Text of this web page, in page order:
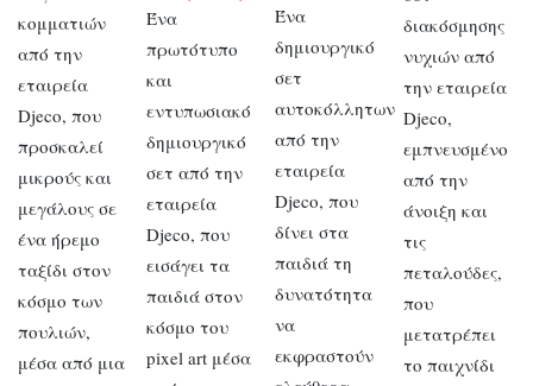
κομματιών
από την
εταιρεία
Djeco, που
προσκαλεί
μικρούς και
μεγάλους σε
ένα ήρεμο
ταξίδι στον
κόσμο των
πουλιών,
μέσα από μια
Ένα
πρωτότυπο
και
εντυπωσιακό
δημιουργικό
σετ από την
εταιρεία
Djeco, που
εισάγει τα
παιδιά στον
κόσμο του
pixel art μέσα
Ένα
δημιουργικό
σετ
αυτοκόλλητων
από την
εταιρεία
Djeco, που
δίνει στα
παιδιά τη
δυνατότητα
να
εκφραστούν
διακόσμησης
νυχιών από
την εταιρεία
Djeco,
εμπνευσμένο
από την
άνοιξη και
τις
πεταλούδες,
που
μετατρέπει
το παιχνίδι